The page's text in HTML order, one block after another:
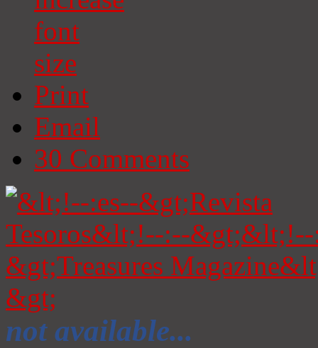
Print
Email
30 Comments
not available...